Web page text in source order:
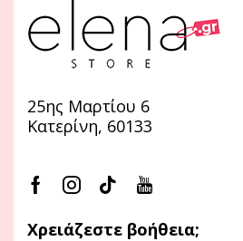
25ης Μαρτίου 6
Κατερίνη, 60133
Χρειάζεστε βοήθεια;